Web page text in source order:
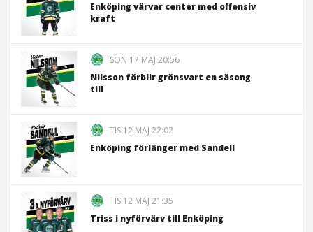
Enköping värvar center med offensiv
kraft
SÖN 17 MAJ 20:56
Nilsson förblir grönsvart en säsong
till
TIS 12 MAJ 22:02
Enköping förlänger med Sandell
TIS 12 MAJ 21:35
Triss i nyförvärv till Enköping